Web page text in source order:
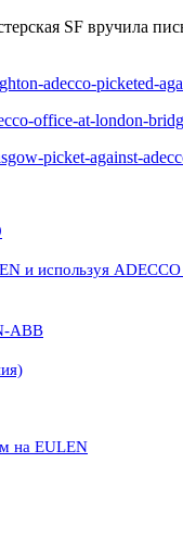
SF вручила
adecco-picketed-
office-at-london-
picket-against-
и используя
ABB
на EULEN